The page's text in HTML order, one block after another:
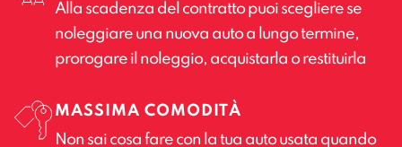
Alla scadenza del contratto puoi scegliere se
noleggiare una nuova auto a lungo termine,
prorogare il noleggio, acquistarla o restituirla
MASSIMA COMODITÀ
Non sai cosa fare con la tua auto usata quando